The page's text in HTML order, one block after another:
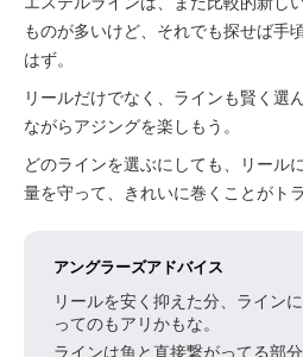
ものが多いけど、それでも探せば手
はず。
リールだけでなく、ラインも賢く選
ながらアジングを楽しもう。
どのラインを選ぶにしても、リール
量を守って、きれいに巻くことがト
アングラーズアドバイス
リールを安く抑えた分、ライン
ってのもアリかもな。
ラインは魚と直接繋がってる部